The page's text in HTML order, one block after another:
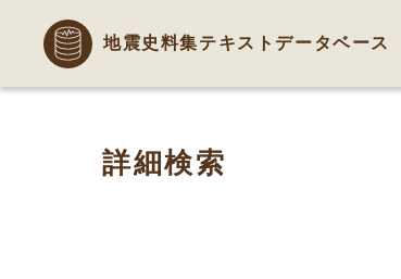
地震史料集テキストデータベース
詳細検索